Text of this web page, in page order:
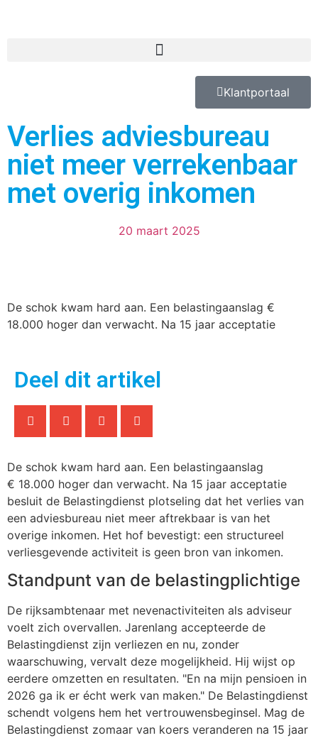
Klantportaal
Verlies adviesbureau
niet meer verrekenbaar
met overig inkomen
20 maart 2025
De schok kwam hard aan. Een belastingaanslag €
18.000 hoger dan verwacht. Na 15 jaar acceptatie
Deel dit artikel
De schok kwam hard aan. Een belastingaanslag
€ 18.000 hoger dan verwacht. Na 15 jaar acceptatie
besluit de Belastingdienst plotseling dat het verlies van
een adviesbureau niet meer aftrekbaar is van het
overige inkomen. Het hof bevestigt: een structureel
verliesgevende activiteit is geen bron van inkomen.
Standpunt van de belastingplichtige
De rijksambtenaar met nevenactiviteiten als adviseur
voelt zich overvallen. Jarenlang accepteerde de
Belastingdienst zijn verliezen en nu, zonder
waarschuwing, vervalt deze mogelijkheid. Hij wijst op
eerdere omzetten en resultaten. "En na mijn pensioen in
2026 ga ik er écht werk van maken." De Belastingdienst
schendt volgens hem het vertrouwensbeginsel. Mag de
Belastingdienst zomaar van koers veranderen na 15 jaar